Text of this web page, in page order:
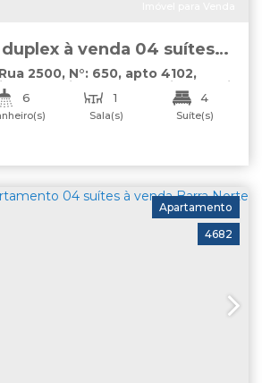
à venda 04 suítes
Camboriú The View
Rua 2500, N°: 650, apto 4102,
Camboriú Santa Catarina Brasil
6 1
Sala(s)
4
Suíte(s)
4682
Apartamento